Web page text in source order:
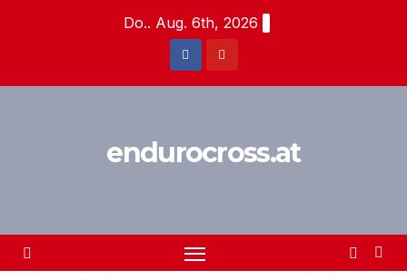
Do.. Aug. 6th, 2026
endurocross.at